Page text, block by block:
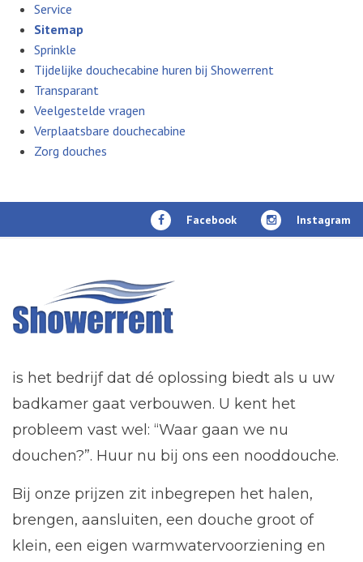
Service
Sitemap
Sprinkle
Tijdelijke douchecabine huren bij Showerrent
Transparant
Veelgestelde vragen
Verplaatsbare douchecabine
Zorg douches
Facebook Instagram
is het bedrijf dat dé oplossing biedt als u uw
badkamer gaat verbouwen. U kent het
probleem vast wel: “Waar gaan we nu
douchen?”. Huur nu bij ons een nooddouche.
Bij onze prijzen zit inbegrepen het halen,
brengen, aansluiten, een douche groot of
klein, een eigen warmwatervoorziening en